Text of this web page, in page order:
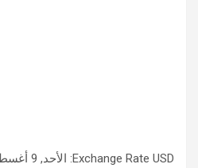
Exchange Rate USD : الأحد, 9 أغسطس.